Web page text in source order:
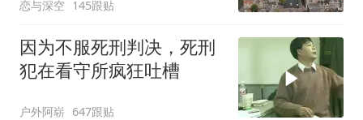
恋与深空 145跟贴
因为不服死刑判决，死刑
犯在看守所疯狂吐槽
户外阿崭 647跟贴